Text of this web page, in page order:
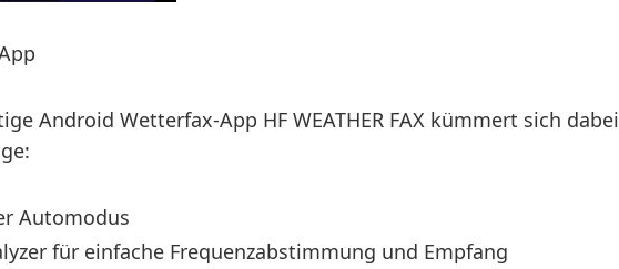
Android Wetterfax-App HF WEATHER FAX kümmert sich dabei
Automodus
für einfache Frequenzabstimmung und Empfang